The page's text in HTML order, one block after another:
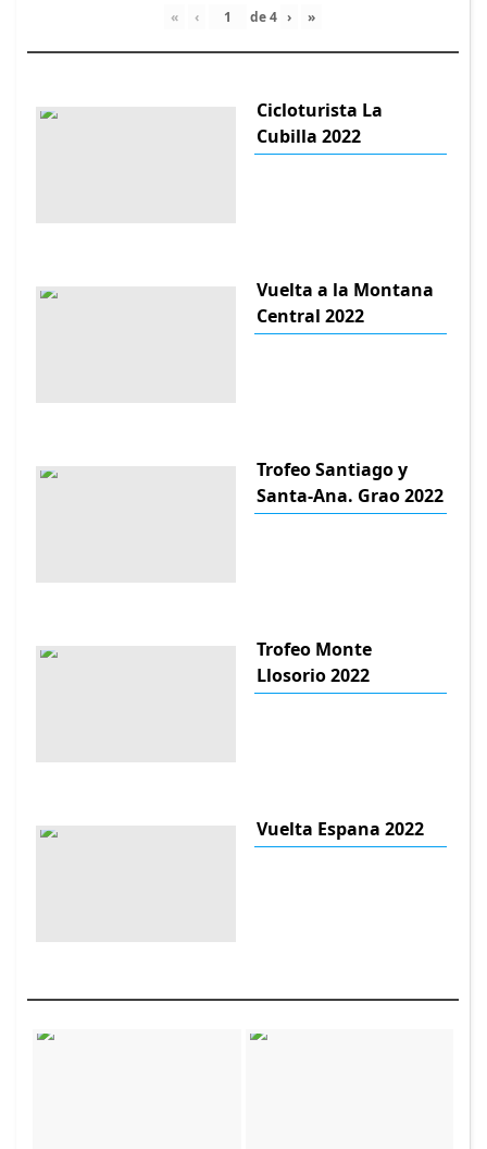
« ‹ de4 › »
Cicloturista La
Cubilla 2022
Vuelta a la Montana
Central 2022
Trofeo Santiago y
Santa-Ana. Grao 2022
Trofeo Monte
Llosorio 2022
Vuelta Espana 2022